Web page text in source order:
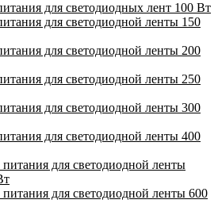
для светодиодных лент 100 Вт
для светодиодной ленты 150
для светодиодной ленты 200
для светодиодной ленты 250
для светодиодной ленты 300
для светодиодной ленты 400
для светодиодной ленты
для светодиодной ленты 600